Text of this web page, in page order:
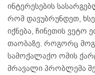
ინტერესების
რომ დავუბრუნდეთ,
იქნება, ჩინეთის ვეტო
თაობაზე. როგორც
სამოქალაქო ომის
მრავალი პრობლემა